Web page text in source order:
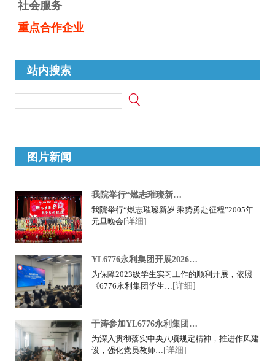
社会服务
重点合作企业
站内搜索
图片新闻
我院举行“燃志璀璨新…
我院举行“燃志璀璨新岁 乘势勇赴征程”2005年
元旦晚会 [详细]
YL6776永利集团开展2026…
为保障2023级学生实习工作的顺利开展，依照
《6776永利集团学生… [详细]
于涛参加YL6776永利集团…
为深入贯彻落实中央八项规定精神，推进作风建
设，强化党员教师… [详细]